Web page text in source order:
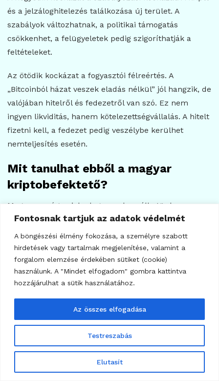
Fontosnak tartjuk az adatok védelmét
A böngészési élmény fokozása, a személyre szabott
hirdetések vagy tartalmak megjelenítése, valamint a
forgalom elemzése érdekében sütiket (cookie)
használunk. A "Mindet elfogadom" gombra kattintva
hozzájárulhat a sütik használatához.
Testreszabás
Elutasít
Az összes elfogadása
és a jelzáloghitelezés találkozása új terület. A
szabályok változhatnak, a politikai támogatás
csökkenhet, a felügyeletek pedig szigoríthatják a
feltételeket.
Az ötödik kockázat a fogyasztói félreértés. A
„Bitcoinból házat veszek eladás nélkül” jól hangzik, de
valójában hitelről és fedezetről van szó. Ez nem
ingyen likviditás, hanem kötelezettségvállalás. A hitelt
fizetni kell, a fedezet pedig veszélybe kerülhet
nemteljesítés esetén.
Mit tanulhat ebből a magyar
kriptobefektető?
Magyarországon jelenleg nem beszélhetünk
ugyanilyen, Fannie Mae-típusú állami hátterű
kriptófedezetű jelzáloghitel-modellről. A hír mégis
tanulságos, mert megmutatja, merre mozdulhat a
globális pénzügyi rendszer.
A magyar befektetők számára a legfontosabb
tanulság az, hogy a kriptovagyon egyre inkább
pénzügyi tervezési kérdéssé válik. Már nem elég azt
nézni, hogy „mennyi a Bitcoin ára”. A fontosabb
kérdések ezek: hogyan illeszkedik a kriptó a teljes
vagyonhoz, milyen likviditási szerepe van, milyen
adókövetkezményei vannak, és hogyan lehet